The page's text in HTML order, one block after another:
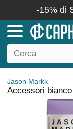
-15% di
Jason Markk
Accessori